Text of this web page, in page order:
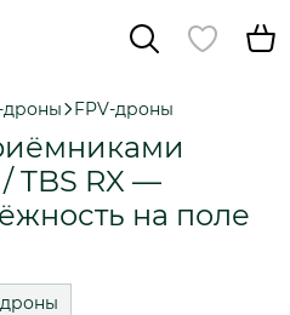
дроны FPV-дроны
TBS RX —
на поле